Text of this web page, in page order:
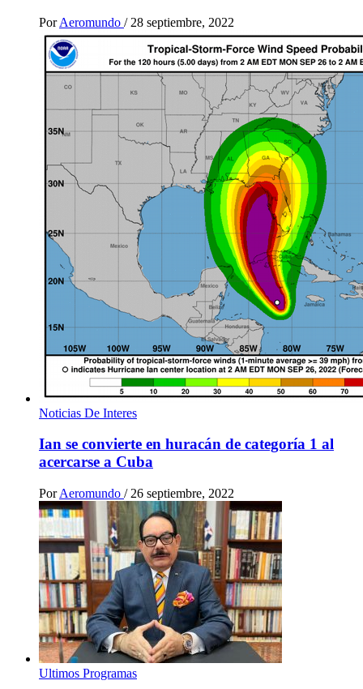
Por Aeromundo / 28 septiembre, 2022
Noticias De Interes
Ian se convierte en huracán de categoría 1 al
acercarse a Cuba
Por Aeromundo / 26 septiembre, 2022
Ultimos Programas